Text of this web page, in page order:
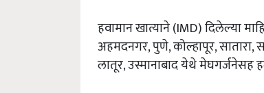
हवामान खात्याने (IMD) दिलेल्या
अहमदनगर, पुणे, कोल्हापूर, सातारा,
लातूर, उस्मानाबाद येथे